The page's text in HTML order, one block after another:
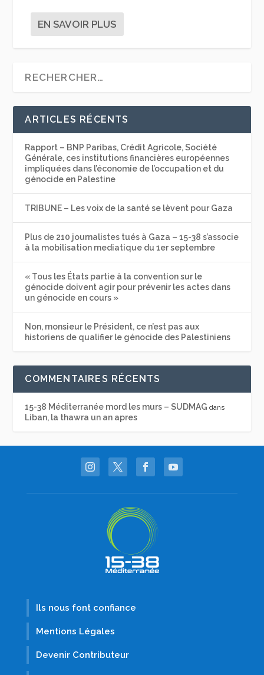
EN SAVOIR PLUS
ARTICLES RÉCENTS
Rapport – BNP Paribas, Crédit Agricole, Société
Générale, ces institutions financières européennes
impliquées dans l’économie de l’occupation et du
génocide en Palestine
TRIBUNE – Les voix de la santé se lèvent pour Gaza
Plus de 210 journalistes tués à Gaza – 15-38 s’associe
à la mobilisation mediatique du 1er septembre
« Tous les États partie à la convention sur le
génocide doivent agir pour prévenir les actes dans
un génocide en cours »
Non, monsieur le Président, ce n’est pas aux
historiens de qualifier le génocide des Palestiniens
COMMENTAIRES RÉCENTS
15-38 Méditerranée mord les murs – SUDMAG dans
Liban, la thawra un an apres
Ils nous font confiance
Mentions Légales
Devenir Contributeur